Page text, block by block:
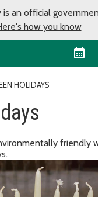
is an official
how you know
HOLIDAYS
friendly